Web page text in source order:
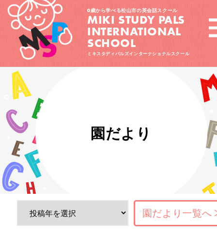
0歳から学べる松山市の英会話スクール
MIKI STUDY PALS
INTERNATIONAL
SCHOOL
ミキスタディパルズインターナショナルスクール
園だより
園だより一覧へ